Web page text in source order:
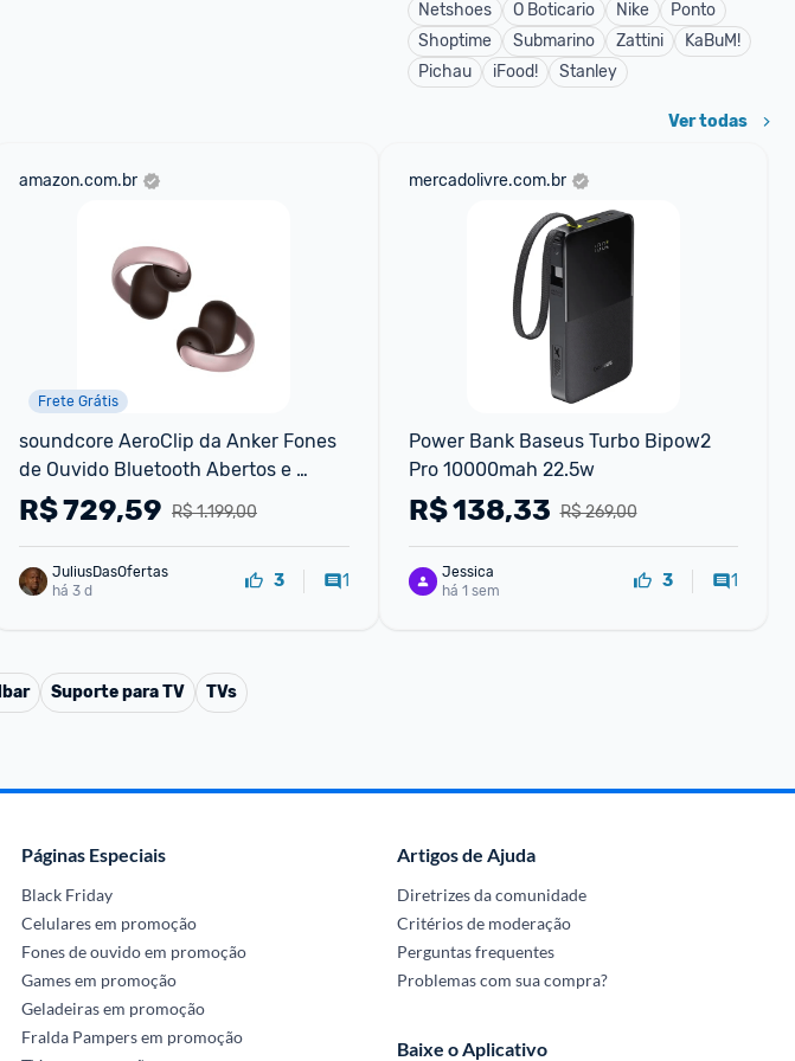
Netshoes
O Boticario Nike
Ponto
Shoptime
Submarino Zattini
KaBuM!
Pichau
iFood! Stanley
Ver todas
amazon.com.br
Frete Grátis
soundcore AeroClip da Anker Fones
de Ouvido Bluetooth Abertos e
Esportivo
R$ 1.199,00
R$729,59
JuliusDasOfertas
há 3 d
3 1
mercadolivre.com.br
Power Bank Baseus Turbo Bipow2
Pro 10000mah 22.5w
R$ 269,00
R$138,33
Jessica
há 1 sem
3 1
Suporte para TV TVs
Páginas Especiais
Black Friday
Celulares em promoção
Fones de ouvido em promoção
Games em promoção
Geladeiras em promoção
Fralda Pampers em promoção
Artigos de Ajuda
Diretrizes da comunidade
Critérios de moderação
Perguntas frequentes
Problemas com sua compra?
Baixe o Aplicativo